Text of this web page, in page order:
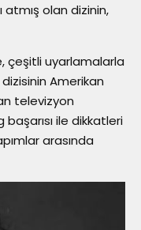
atmış olan dizinin,
çeşitli uyarlamalarla
Amerikan
televizyon
ile dikkatleri
arasında